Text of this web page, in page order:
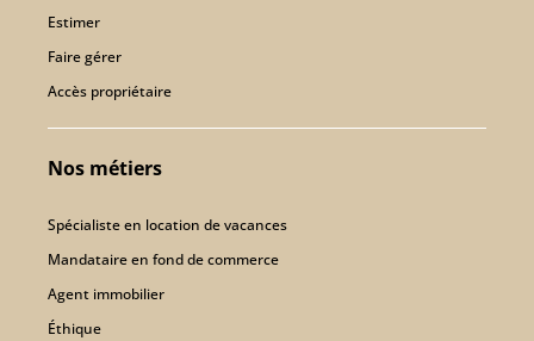
Estimer
Faire gérer
Accès propriétaire
Nos métiers
Spécialiste en location de vacances
Mandataire en fond de commerce
Agent immobilier
Éthique